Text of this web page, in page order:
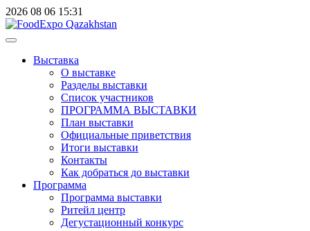
2026 08 06 15:31
Выставка
О выставке
Разделы выставки
Список участников
ПРОГРАММА ВЫСТАВКИ
План выставки
Официальные приветствия
Итоги выставки
Контакты
Как добраться до выставки
Программа
Программа выставки
Ритейл центр
Дегустационный конкурс